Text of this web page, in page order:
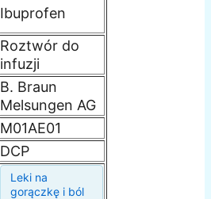
Ibuprofen
Roztwór do
infuzji
B. Braun
Melsungen AG
M01AE01
DCP
Leki na
gorączkę i ból